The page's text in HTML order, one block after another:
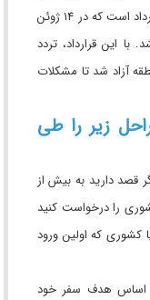
لوکزامبورگ گرفته است، معاهده شنگن یک قرارداد است که در ۱۴ ژوئن
شد. با این قرارداد، تردد
آزاد شد تا مشکلات
زیر را طی
قصد دارید به بیش از
را درخواست کنید
کشوری که اولین ورود
اساس هدف سفر خود